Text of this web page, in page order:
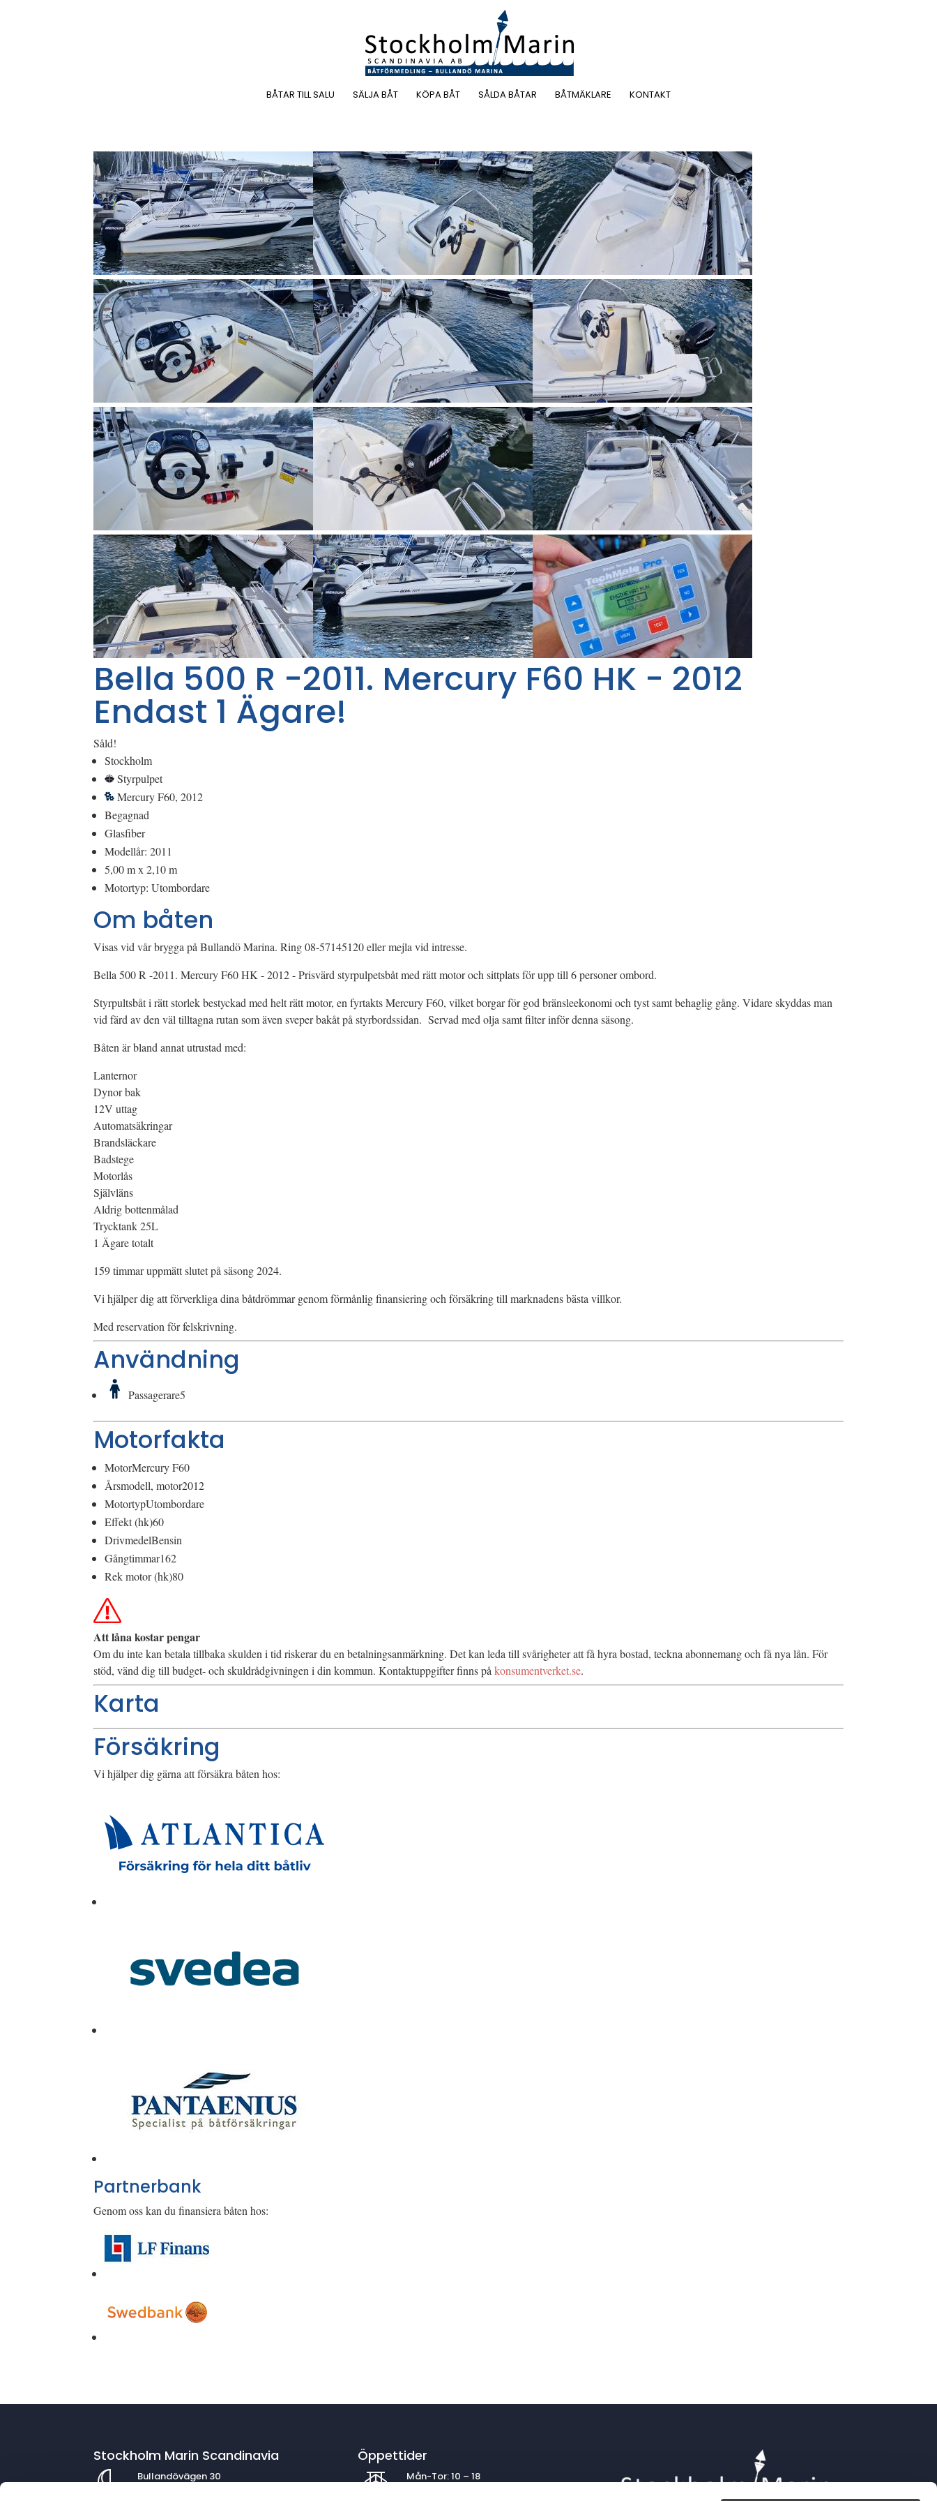
BÅTAR TILL SALU SÄLJA BÅT KÖPA BÅT SÅLDA BÅTAR BÅTMÄKLARE KONTAKT
Bella 500 R -2011. Mercury F60 HK - 2012
Endast 1 Ägare!
Såld!
Stockholm
Styrpulpet
Mercury F60, 2012
Begagnad
Glasfiber
Modellår: 2011
5,00 m x 2,10 m
Motortyp: Utombordare
Om båten
Visas vid vår brygga på Bullandö Marina. Ring 08-57145120 eller mejla vid intresse.
Bella 500 R -2011. Mercury F60 HK - 2012 - Prisvärd styrpulpetsbåt med rätt motor och sittplats för upp till 6 personer ombord.
Styrpultsbåt i rätt storlek bestyckad med helt rätt motor, en fyrtakts Mercury F60, vilket borgar för god bränsleekonomi och tyst samt behaglig gång. Vidare skyddas man
vid färd av den väl tilltagna rutan som även sveper bakåt på styrbordssidan. Servad med olja samt filter inför denna säsong.
Båten är bland annat utrustad med:
Lanternor
Dynor bak
12V uttag
Automatsäkringar
Brandsläckare
Badstege
Motorlås
Självläns
Aldrig bottenmålad
Trycktank 25L
1 Ägare totalt
159 timmar uppmätt slutet på säsong 2024.
Vi hjälper dig att förverkliga dina båtdrömmar genom förmånlig finansiering och försäkring till marknadens bästa villkor.
Med reservation för felskrivning.
Användning
Passagerare5
Motorfakta
MotorMercury F60
Årsmodell, motor2012
MotortypUtombordare
Effekt (hk)60
DrivmedelBensin
Gångtimmar162
Rek motor (hk)80
Att låna kostar pengar
Om du inte kan betala tillbaka skulden i tid riskerar du en betalningsanmärkning. Det kan leda till svårigheter att få hyra bostad, teckna abonnemang och få nya lån. För
stöd, vänd dig till budget- och skuldrådgivningen i din kommun. Kontaktuppgifter finns påkonsumentverket.se.
Karta
Försäkring
Vi hjälper dig gärna att försäkra båten hos:
Partnerbank
Genom oss kan du finansiera båten hos:
Stockholm Marin Scandinavia
Bullandövägen 30
Öppettider
Mån-Tor: 10 – 18